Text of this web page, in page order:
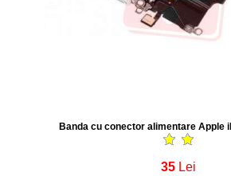
Banda cu conector alimentare Apple
35 Lei